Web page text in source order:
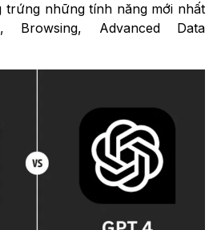
trứng những tính năng mới nhất
Browsing, Advanced Data